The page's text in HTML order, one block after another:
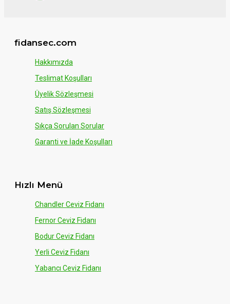
fidansec.com
Hakkımızda
Teslimat Koşulları
Üyelik Sözleşmesi
Satış Sözleşmesi
Sıkça Sorulan Sorular
Garanti ve İade Koşulları
Hızlı Menü
Chandler Ceviz Fidanı
Fernor Ceviz Fidanı
Bodur Ceviz Fidanı
Yerli Ceviz Fidanı
Yabancı Ceviz Fidanı